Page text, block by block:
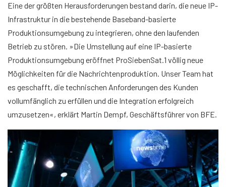
Eine der größten Herausforderungen bestand darin, die neue IP-
Infrastruktur in die bestehende Baseband-basierte
Produktionsumgebung zu integrieren, ohne den laufenden
Betrieb zu stören. »Die Umstellung auf eine IP-basierte
Produktionsumgebung eröffnet ProSiebenSat.1 völlig neue
Möglichkeiten für die Nachrichtenproduktion. Unser Team hat
es geschafft, die technischen Anforderungen des Kunden
vollumfänglich zu erfüllen und die Integration erfolgreich
umzusetzen«, erklärt Martin Dempf, Geschäftsführer von BFE.